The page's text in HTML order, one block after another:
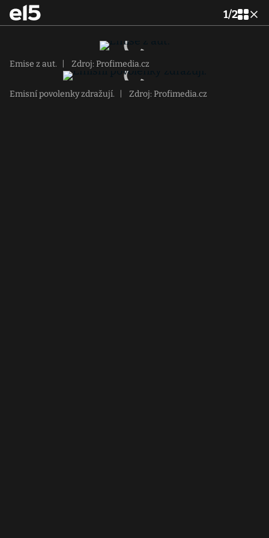
1/2
Emise z aut. Zdroj: Profimedia.cz
Emisní povolenky zdražují. Zdroj: Profimedia.cz